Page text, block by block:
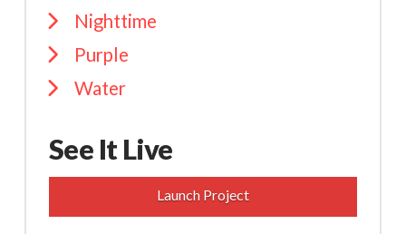
Nighttime
Purple
Water
See It Live
Launch Project